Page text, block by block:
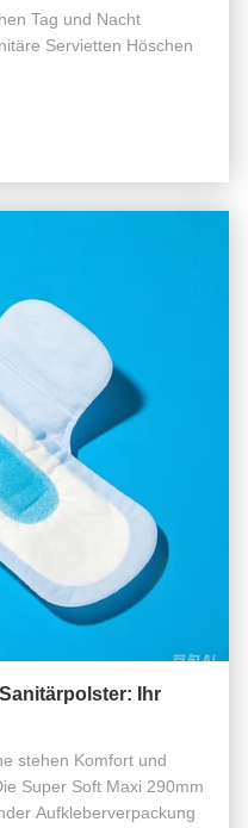
Tag und Nacht
Servietten Höschen
Ihr
stehen Komfort und
Super Soft Maxi 290mm
Aufkleberverpackung